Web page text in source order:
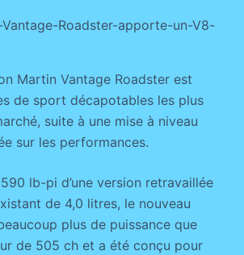
Martin Vantage Roadster est
de sport décapotables les plus
suite à une mise à niveau
sur les performances.
lb-pi d’une version retravaillée
de 4,0 litres, le nouveau
plus de puissance que
de 505 ch et a été conçu pour